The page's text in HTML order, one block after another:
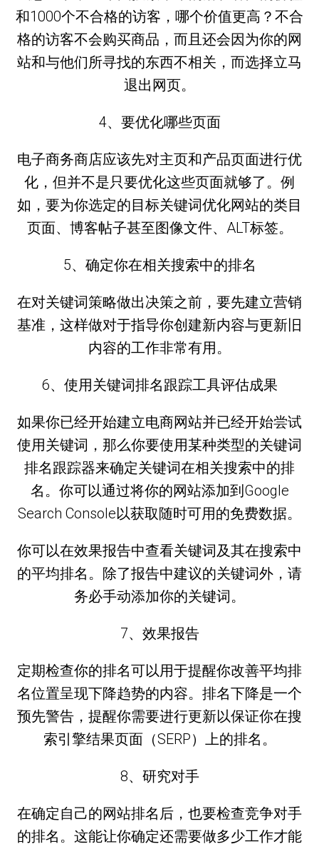
和1000个不合格的访客，哪个价值更高？不合
格的访客不会购买商品，而且还会因为你的网
站和与他们所寻找的东西不相关，而选择立马
退出网页。
4、要优化哪些页面
电子商务商店应该先对主页和产品页面进行优
化，但并不是只要优化这些页面就够了。例
如，要为你选定的目标关键词优化网站的类目
页面、博客帖子甚至图像文件、ALT标签。
5、确定你在相关搜索中的排名
在对关键词策略做出决策之前，要先建立营销
基准，这样做对于指导你创建新内容与更新旧
内容的工作非常有用。
6、使用关键词排名跟踪工具评估成果
如果你已经开始建立电商网站并已经开始尝试
使用关键词，那么你要使用某种类型的关键词
排名跟踪器来确定关键词在相关搜索中的排
名。你可以通过将你的网站添加到Google
Search Console以获取随时可用的免费数据。
你可以在效果报告中查看关键词及其在搜索中
的平均排名。除了报告中建议的关键词外，请
务必手动添加你的关键词。
7、效果报告
定期检查你的排名可以用于提醒你改善平均排
名位置呈现下降趋势的内容。排名下降是一个
预先警告，提醒你需要进行更新以保证你在搜
索引擎结果页面（SERP）上的排名。
8、研究对手
在确定自己的网站排名后，也要检查竞争对手
的排名。这能让你确定还需要做多少工作才能